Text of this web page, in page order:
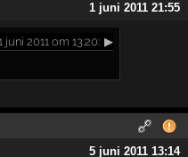
1 juni 2011 21:55
2011 om 13:20: ▶
5 juni 2011 13:14